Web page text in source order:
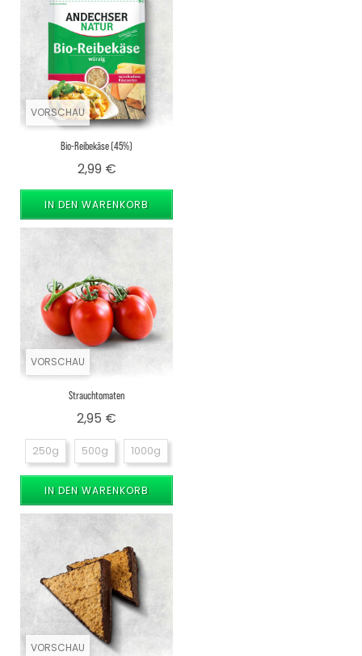
VORSCHAU
Bio-Reibekäse (45%)
2,99 €Preis
IN DEN WARENKORB
VORSCHAU
Strauchtomaten
2,95 €
250g 500g 1000g
IN DEN WARENKORB
VORSCHAU